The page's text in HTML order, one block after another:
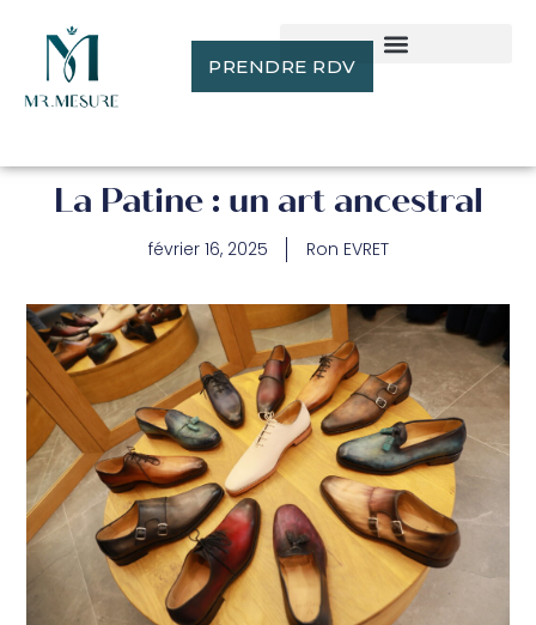
PRENDRE RDV
La Patine : un art ancestral
février 16, 2025 Ron EVRET